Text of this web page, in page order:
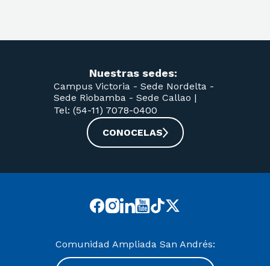
Nuestras sedes:
Campus Victoria - Sede Nordelta -
Sede Riobamba - Sede Callao |
Tel: (54-11) 7078-0400
CONOCELAS
Comunidad Ampliada San Andrés: